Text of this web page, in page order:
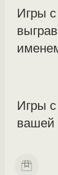
Игры с
Игры с
вашей